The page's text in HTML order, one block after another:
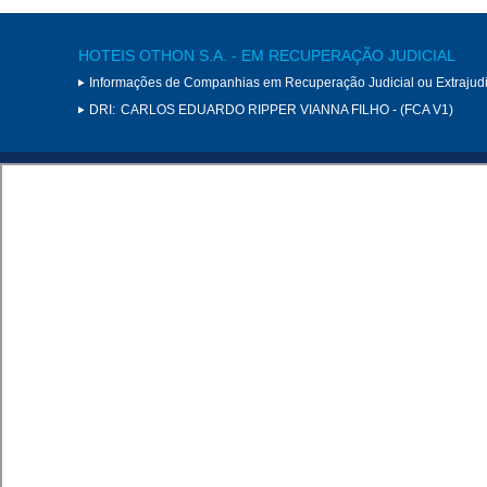
HOTEIS OTHON S.A. - EM RECUPERAÇÃO JUDICIAL
Informações de Companhias em Recuperação Judicial ou
DRI: CARLOS EDUARDO RIPPER VIANNA FILHO - (FCA V1)